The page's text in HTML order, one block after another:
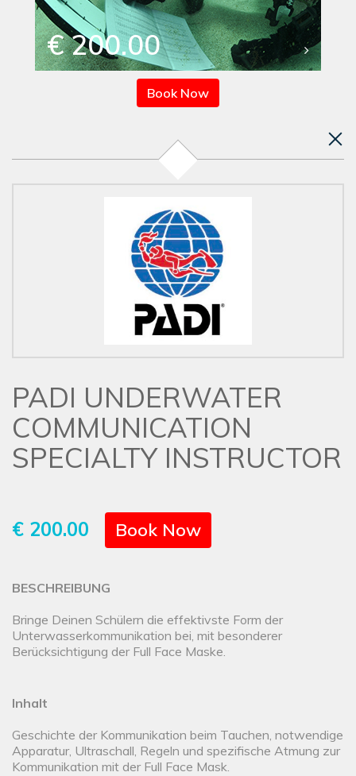
€ 200.00
Book Now
PADI UNDERWATER
COMMUNICATION
SPECIALTY INSTRUCTOR
€ 200.00 Book Now
BESCHREIBUNG
Bringe Deinen Schülern die effektivste Form der
Unterwasserkommunikation bei, mit besonderer
Berücksichtigung der Full Face Maske.
Inhalt
Geschichte der Kommunikation beim Tauchen, notwendige
Apparatur, Ultraschall, Regeln und spezifische Atmung zur
Kommunikation mit der Full Face Mask.